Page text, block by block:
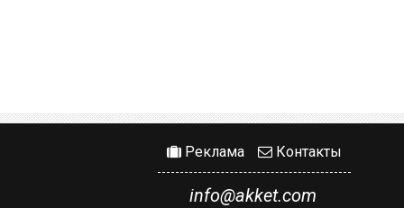
Реклама Контакты
info@akket.com